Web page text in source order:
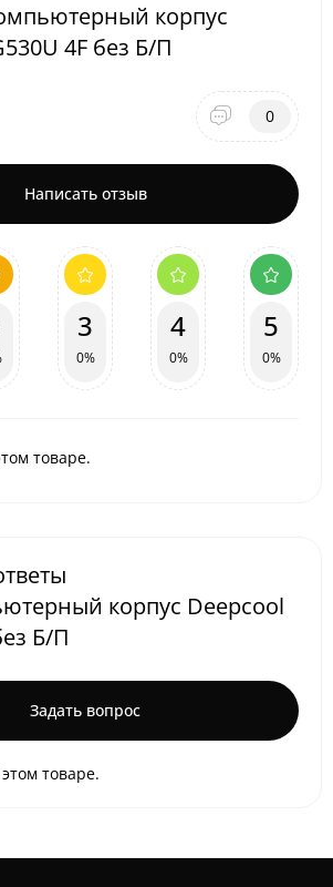
корпус
4F без Б/П
0
Написать отзыв
3
0%
4
0%
5
0%
товаре.
корпус Deepcool
Б/П
Задать вопрос
товаре.